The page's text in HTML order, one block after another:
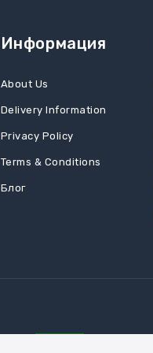
Информация
About Us
Delivery Information
Privacy Policy
Terms & Conditions
Блог